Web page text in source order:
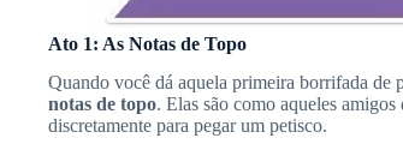
Ato 1: As Notas de Topo
Quando você dá aquela primeira borrifada de
notas de topo. Elas são como aqueles
discretamente para pegar um petisco.